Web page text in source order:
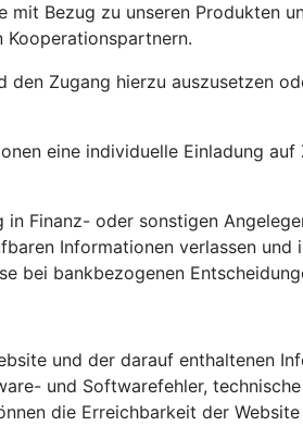
Bezug zu unseren Produkten
Zugang hierzu auszusetzen
eine individuelle Einladung
Finanz- oder sonstigen
Informationen verlassen
bei bankbezogenen
und der darauf enthaltenen
und Softwarefehler,
die Erreichbarkeit der